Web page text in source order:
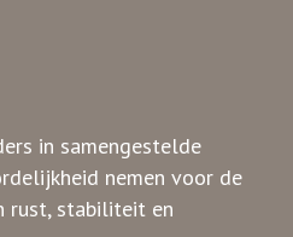
in samengestelde
nemen voor de
rust, stabiliteit en